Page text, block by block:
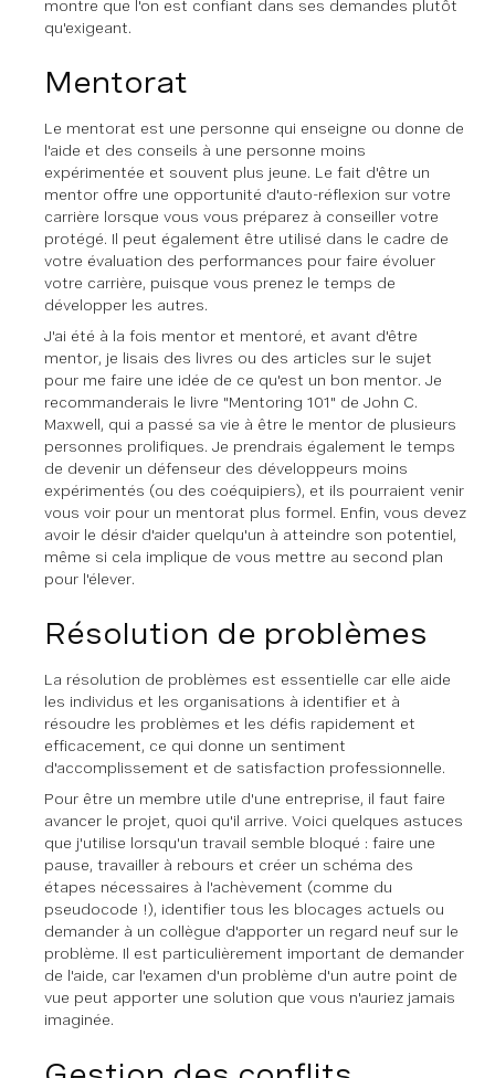
montre que l'on est confiant dans ses demandes plutôt
qu'exigeant.
Mentorat
Le mentorat est une personne qui enseigne ou donne de
l'aide et des conseils à une personne moins
expérimentée et souvent plus jeune. Le fait d'être un
mentor offre une opportunité d'auto-réflexion sur votre
carrière lorsque vous vous préparez à conseiller votre
protégé. Il peut également être utilisé dans le cadre de
votre évaluation des performances pour faire évoluer
votre carrière, puisque vous prenez le temps de
développer les autres.
J'ai été à la fois mentor et mentoré, et avant d'être
mentor, je lisais des livres ou des articles sur le sujet
pour me faire une idée de ce qu'est un bon mentor. Je
recommanderais le livre "Mentoring 101" de John C.
Maxwell, qui a passé sa vie à être le mentor de plusieurs
personnes prolifiques. Je prendrais également le temps
de devenir un défenseur des développeurs moins
expérimentés (ou des coéquipiers), et ils pourraient venir
vous voir pour un mentorat plus formel. Enfin, vous devez
avoir le désir d'aider quelqu'un à atteindre son potentiel,
même si cela implique de vous mettre au second plan
pour l'élever.
Résolution de problèmes
La résolution de problèmes est essentielle car elle aide
les individus et les organisations à identifier et à
résoudre les problèmes et les défis rapidement et
efficacement, ce qui donne un sentiment
d'accomplissement et de satisfaction professionnelle.
Pour être un membre utile d'une entreprise, il faut faire
avancer le projet, quoi qu'il arrive. Voici quelques astuces
que j'utilise lorsqu'un travail semble bloqué : faire une
pause, travailler à rebours et créer un schéma des
étapes nécessaires à l'achèvement (comme du
pseudocode !), identifier tous les blocages actuels ou
demander à un collègue d'apporter un regard neuf sur le
problème. Il est particulièrement important de demander
de l'aide, car l'examen d'un problème d'un autre point de
vue peut apporter une solution que vous n'auriez jamais
imaginée.